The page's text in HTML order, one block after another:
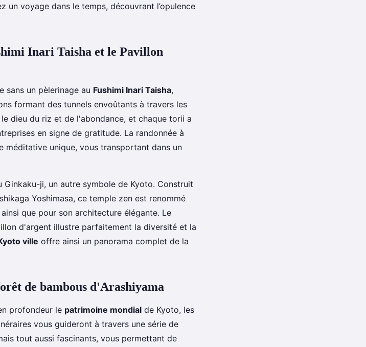
un voyage dans le temps, découvrant l’opulence
Inari Taisha et le Pavillon
sans un pèlerinage au Fushimi Inari Taisha,
formant des tunnels envoûtants à travers les
dieu du riz et de l'abondance, et chaque torii a
en signe de gratitude. La randonnée à
unique, vous transportant dans un
Ginkaku-ji, un autre symbole de Kyoto. Construit
Yoshimasa, ce temple zen est renommé
que pour son architecture élégante. Le
d'argent illustre parfaitement la diversité et la
ville offre ainsi un panorama complet de la
de bambous d'Arashiyama
profondeur le patrimoine mondial de Kyoto, les
vous guideront à travers une série de
tout aussi fascinants, vous permettant de